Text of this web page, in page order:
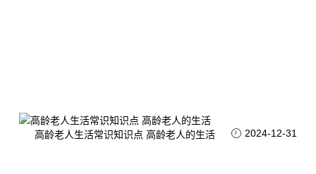
高龄老人生活常识知识点 高龄老人的生活 2024-12-31